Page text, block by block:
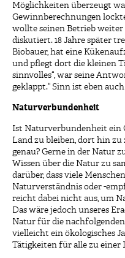
Möglichkeiten überzeugt
Gewinnberechnungen
wollte seinen Betrieb
diskutiert. 18 Jahre später
Biobauer, hat eine
und pflegt dort die kleinen
sinnvolles“, war seine
geklappt.“ Sinn ist eben
Naturverbundenheit
Ist Naturverbundenheit ein
Land zu bleiben, dort hin zu
genau? Gerne in der Natur
Wissen über die Natur zu
darüber, dass viele
Naturverständnis oder -
reicht dabei nicht aus, um
Das wäre jedoch unseres
Natur für die
vielleicht ein ökologisches
Tätigkeiten für alle zu einer